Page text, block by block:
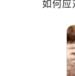
如何应